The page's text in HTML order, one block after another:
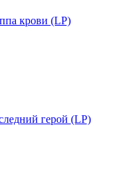
крови (LP)
герой (LP)